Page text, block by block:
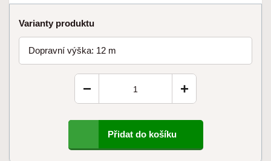
Varianty produktu
Dopravní výška: 12 m
+
−
Přidat do košíku